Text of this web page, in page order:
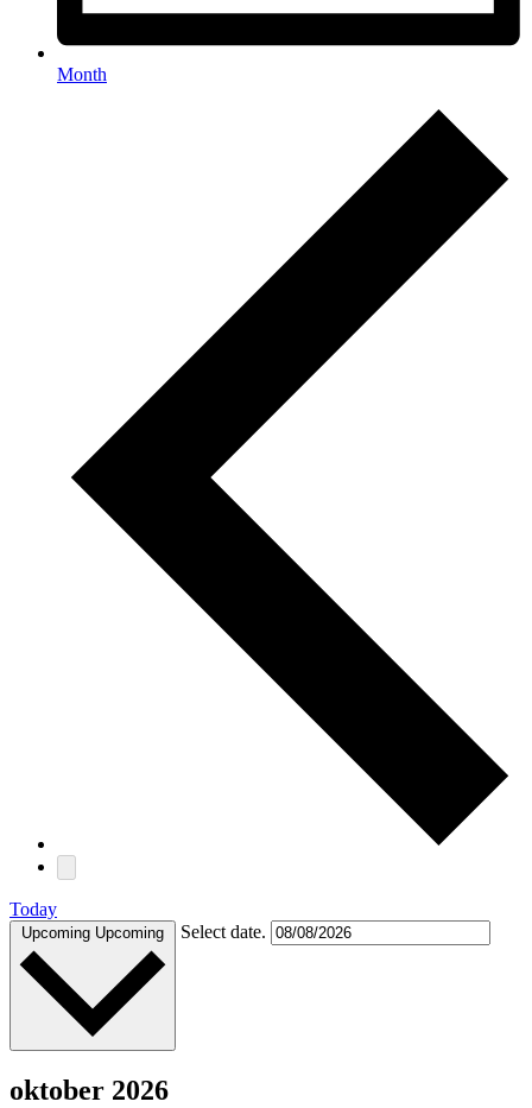
Month
Today
Upcoming Upcoming Select date.
oktober 2026